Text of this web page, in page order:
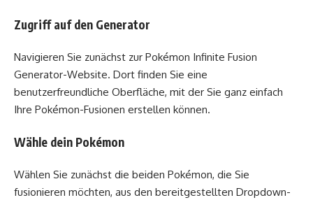
Zugriff auf den Generator
Navigieren Sie zunächst zur Pokémon Infinite Fusion
Generator-Website. Dort finden Sie eine
benutzerfreundliche Oberfläche, mit der Sie ganz einfach
Ihre Pokémon-Fusionen erstellen können.
Wähle dein Pokémon
Wählen Sie zunächst die beiden Pokémon, die Sie
fusionieren möchten, aus den bereitgestellten Dropdown-